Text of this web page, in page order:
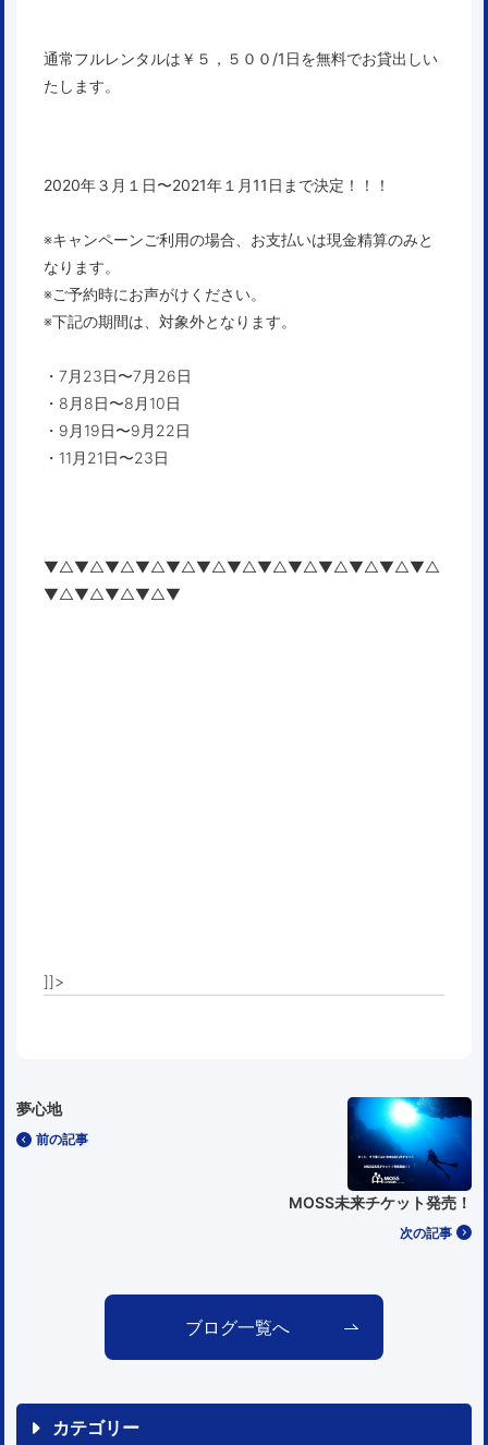
通常フルレンタルは￥５，５００/1日を無料でお貸出しい
たします。
2020年３月１日〜2021年１月11日まで決定！！！
※キャンペーンご利用の場合、お支払いは現金精算のみと
なります。
※ご予約時にお声がけください。
※下記の期間は、対象外となります。
・7月23日〜7月26日
・8月8日〜8月10日
・9月19日〜9月22日
・11月21日〜23日
▼△▼△▼△▼△▼△▼△▼△▼△▼△▼△▼△▼△▼△
▼△▼△▼△▼△▼
]]>
前の記事
夢心地
次の記事
MOSS未来チケット発売！
ブログ一覧へ
カテゴリー